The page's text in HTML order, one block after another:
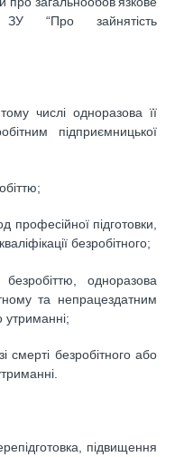
ЗУ “Про зайнятість
числі одноразова її
підприємницької
підготовки,
безробітного;
одноразова
та непрацездатним
утриманні;
безробітного або
підвищення